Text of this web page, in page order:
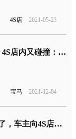
4S店 2021-05-23
宝马X3两次“刹不住” 4S店内又碰撞：检测数据一切正常
宝马 2021-12-04
奔驰刚修好车轮就掉了，车主向4S店索赔120万